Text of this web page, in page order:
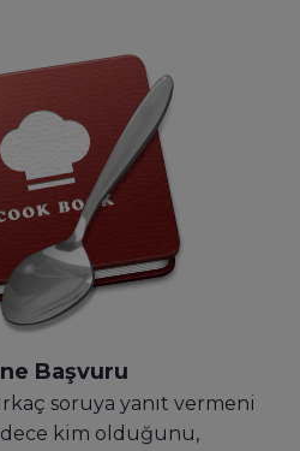
Başvuru
soruya yanıt vermeni
kim olduğunu,